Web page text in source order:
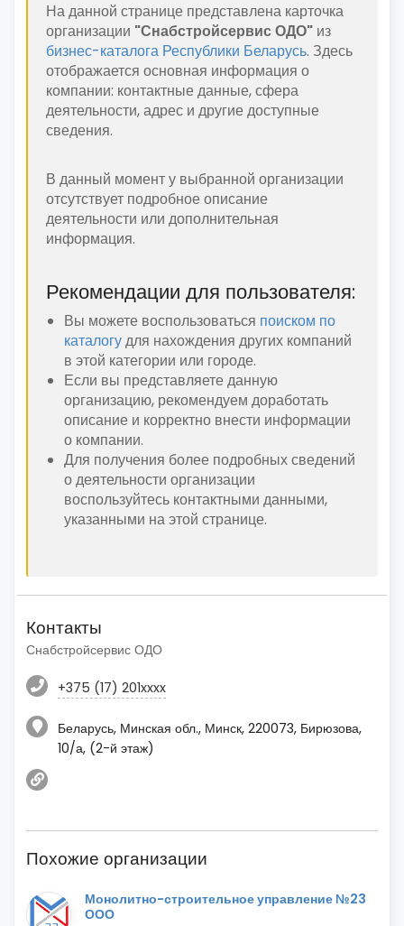
На данной странице представлена карточка
организации "Снабстройсервис ОДО" из
бизнес-каталога Республики Беларусь. Здесь
отображается основная информация о
компании: контактные данные, сфера
деятельности, адрес и другие доступные
сведения.
В данный момент у выбранной организации
отсутствует подробное описание
деятельности или дополнительная
информация.
Рекомендации для пользователя:
Вы можете воспользоваться поиском по
каталогудля нахождения других компаний
в этой категории или городе.
Если вы представляете данную
организацию, рекомендуем доработать
описание и корректно внести информации
о компании.
Для получения более подробных сведений
о деятельности организации
воспользуйтесь контактными данными,
указанными на этой странице.
Контакты
Снабстройсервис ОДО
+375 (17) 201xxxx
Беларусь, Минская обл., Минск, 220073, Бирюзова,
10/а, (2-й этаж)
Похожие организации
Монолитно-строительное управление №23
ООО